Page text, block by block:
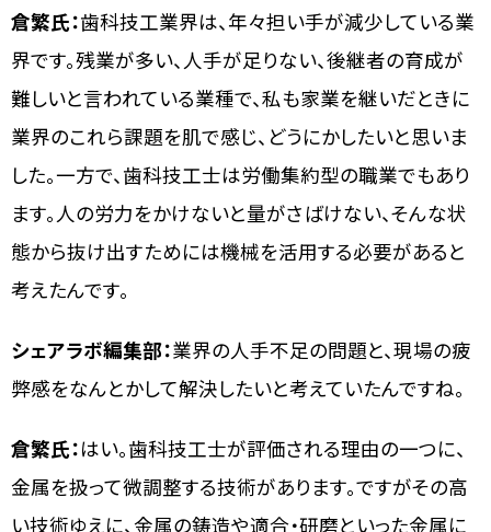
倉繁氏：歯科技工業界は、年々担い手が減少している業
界です。残業が多い、人手が足りない、後継者の育成が
難しいと言われている業種で、私も家業を継いだときに
業界のこれら課題を肌で感じ、どうにかしたいと思いま
した。一方で、歯科技工士は労働集約型の職業でもあり
ます。人の労力をかけないと量がさばけない、そんな状
態から抜け出すためには機械を活用する必要があると
考えたんです。
シェアラボ編集部：業界の人手不足の問題と、現場の疲
弊感をなんとかして解決したいと考えていたんですね。
倉繁氏：はい。歯科技工士が評価される理由の一つに、
金属を扱って微調整する技術があります。ですがその高
い技術ゆえに、金属の鋳造や適合・研磨といった金属に